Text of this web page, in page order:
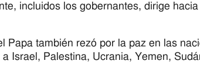
incluidos los gobernantes, dirige
Papa también rezó por la paz en las
Israel, Palestina, Ucrania, Yemen,